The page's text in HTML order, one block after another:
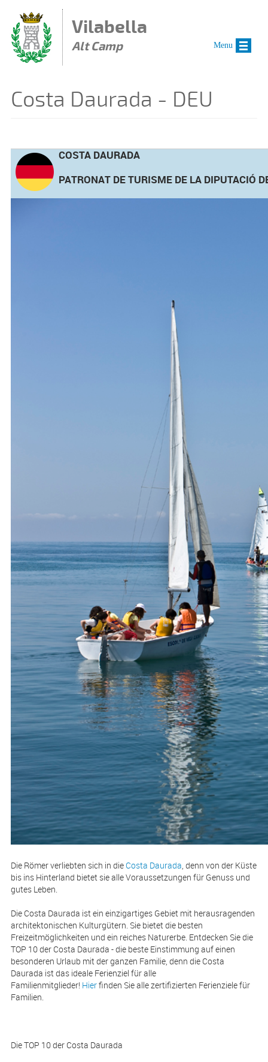
Vilabella
Alt Camp
Costa Daurada - DEU
COSTA DAURADA
PATRONAT DE TURISME DE LA DIPUTACIÓ
Die Römer verliebten sich in die Costa Daurada, denn von der Küste
bis ins Hinterland bietet sie alle Voraussetzungen für Genuss und
gutes Leben.
Die Costa Daurada ist ein einzigartiges Gebiet mit herausragenden
architektonischen Kulturgütern. Sie bietet die besten
Freizeitmöglichkeiten und ein reiches Naturerbe. Entdecken Sie die
TOP 10 der Costa Daurada - die beste Einstimmung auf einen
besonderen Urlaub mit der ganzen Familie, denn die Costa
Daurada ist das ideale Ferienziel für alle
Familienmitglieder! Hierfinden Sie alle zertifizierten Ferienziele für
Familien.
Die TOP 10 der Costa Daurada
Menu